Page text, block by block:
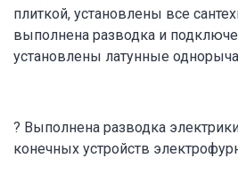
плиткой, установлены все
выполнена разводка и
установлены латунные
? Выполнена разводка
конечных устройств